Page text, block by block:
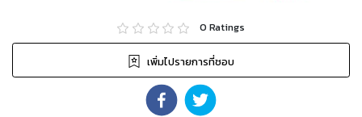
0 Ratings
เพิ่มไปรายการที่ชอบ